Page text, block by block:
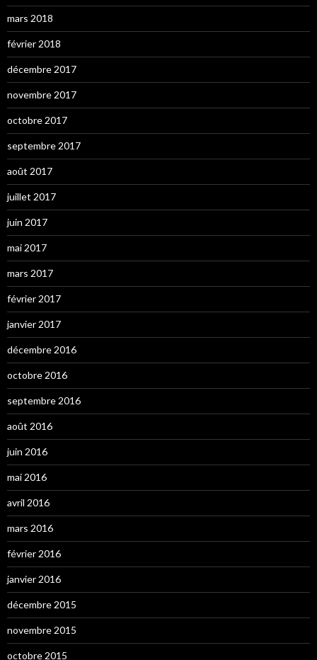
mars 2018
février 2018
décembre 2017
novembre 2017
octobre 2017
septembre 2017
août 2017
juillet 2017
juin 2017
mai 2017
mars 2017
février 2017
janvier 2017
décembre 2016
octobre 2016
septembre 2016
août 2016
juin 2016
mai 2016
avril 2016
mars 2016
février 2016
janvier 2016
décembre 2015
novembre 2015
octobre 2015